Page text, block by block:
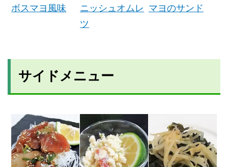
ボスマヨ風味
ニッシュオムレ
ツ
マヨのサンド
サイドメニュー